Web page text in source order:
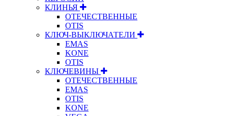
КЛИНЬЯ
ОТЕЧЕСТВЕННЫЕ
OTIS
КЛЮЧ-ВЫКЛЮЧАТЕЛИ
EMAS
KONE
OTIS
КЛЮЧЕВИНЫ
ОТЕЧЕСТВЕННЫЕ
EMAS
OTIS
KONE